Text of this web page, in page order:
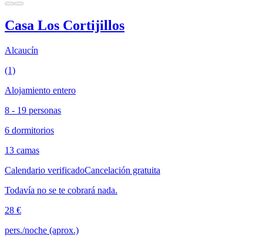
Casa Los Cortijillos
Alcaucín
(1)
Alojamiento entero
8 - 19 personas
6 dormitorios
13 camas
Calendario verificadoCancelación gratuita
Todavía no se te cobrará nada.
28 €
pers./noche (aprox.)